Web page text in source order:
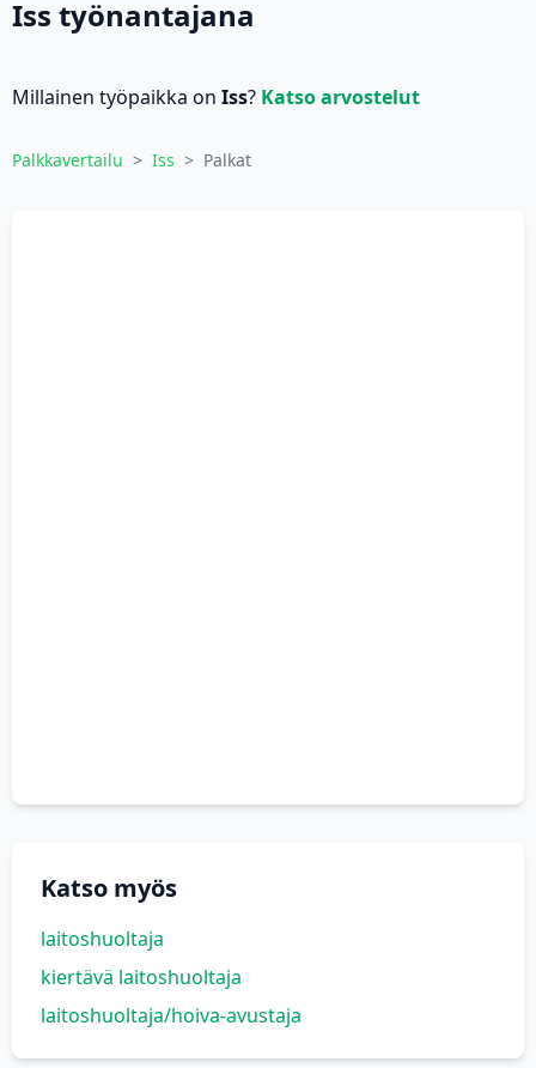
Iss työnantajana
Millainen työpaikka on Iss? Katso arvostelut
Palkkavertailu > Iss > Palkat
Katso myös
laitoshuoltaja
kiertävä laitoshuoltaja
laitoshuoltaja/hoiva-avustaja